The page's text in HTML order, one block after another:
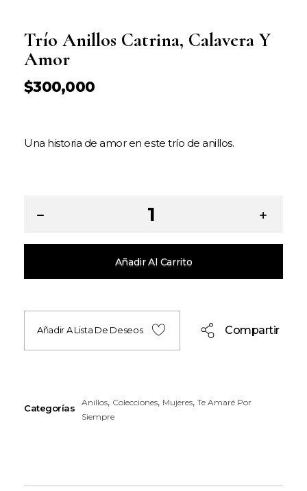
Trío Anillos Catrina, Calavera Y
Amor
$300,000
Una historia de amor en este trío de anillos.
Añadir Al Carrito
Añadir A Lista De Deseos Compartir
Categorías
Anillos, Colecciones, Mujeres,Te Amaré Por
Siempre